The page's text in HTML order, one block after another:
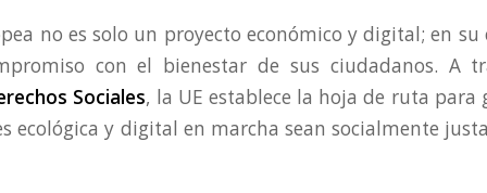
no es solo un proyecto económico y digital; en su
con el bienestar de sus ciudadanos. A
Sociales, la UE establece la hoja de ruta para
ecológica y digital en marcha sean socialmente